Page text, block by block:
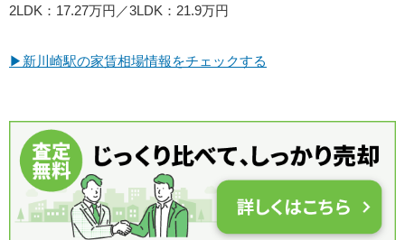
2LDK：17.27万円／3LDK：21.9万円
▶新川崎駅の家賃相場情報をチェックする